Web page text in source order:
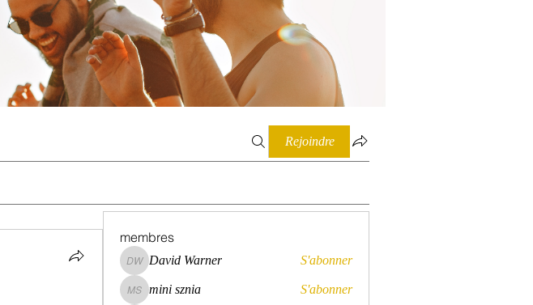
Rejoindre
membres
David Warner
David Warner S'abonner
mini sznia
mini sznia S'abonner